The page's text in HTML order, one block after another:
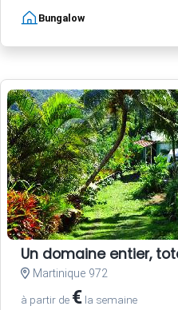
Bungalow
Un domaine entier,
Martinique 972
à partir de € la semaine